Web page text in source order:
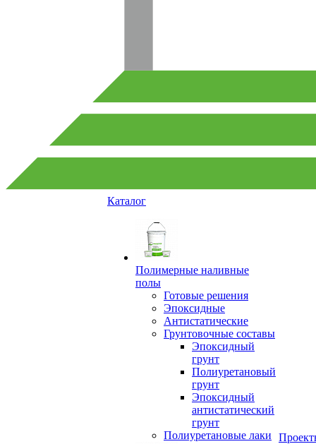
Каталог
Полимерные наливные
полы
Готовые решения
Эпоксидные
Антистатические
Грунтовочные составы
Эпоксидный
грунт
Полиуретановый
грунт
Эпоксидный
антистатический
грунт
Полиуретановые лаки